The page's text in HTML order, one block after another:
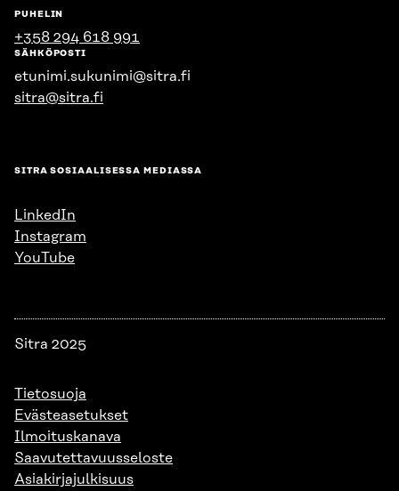
PUHELIN
+358 294 618 991
SÄHKÖPOSTI
etunimi.sukunimi@sitra.fi
sitra@sitra.fi
SITRA SOSIAALISESSA MEDIASSA
LinkedIn
Instagram
YouTube
Sitra 2025
Tietosuoja
Evästeasetukset
Ilmoituskanava
Saavutettavuusseloste
Asiakirjajulkisuus